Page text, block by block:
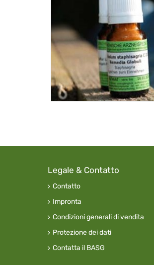
Legale & Contatto
Contatto
Impronta
Condizioni generali di vendita
Protezione dei dati
Contatta il BASG